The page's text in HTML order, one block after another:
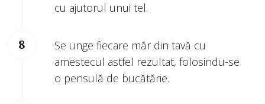
cu ajutorul unui tel.
Se unge fiecare măr din tavă cu
amestecul astfel rezultat, folosindu-se
o pensulă de bucătărie.